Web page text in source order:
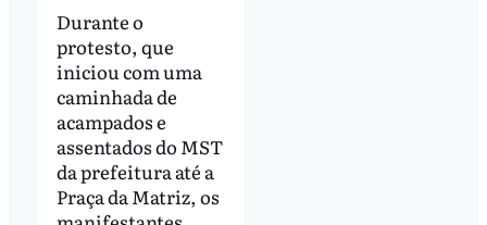
Durante o
protesto, que
iniciou com uma
caminhada de
acampados e
assentados do MST
da prefeitura até a
Praça da Matriz, os